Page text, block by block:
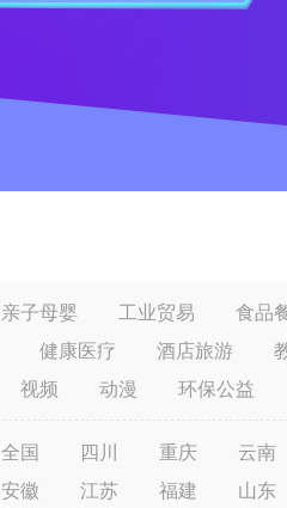
亲子母婴 工业贸易
食品
健康医疗 酒店旅游
视频 动漫 环保公益
全国 四川 重庆
云南
安徽 江苏 福建
山东